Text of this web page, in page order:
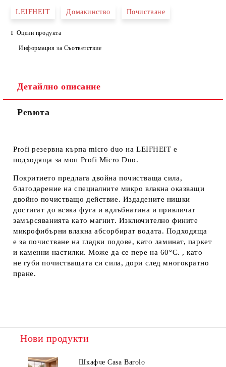
Ние ще се свържем с вас в рамките на работния ден.
LEIFHEIT Домакинство Почистване
Оцени продукта
Информация за Съответствие
Детайлно описание
Ревюта
Profi резервна кърпа micro duo на LEIFHEIT е
подходяща за моп Profi Micro Duo.
Покритието предлага двойна почистваща сила,
благодарение на специалните микро влакна оказващи
двойно почистващо действие. Издадените нишки
достигат до всяка фуга и вдлъбнатина и привличат
замърсяванията като магнит. Изключително фините
микрофибърни влакна абсорбират водата. Подходяща
е за почистване на гладки подове, като ламинат, паркет
и каменни настилки. Може да се пере на 60°C. , като
не губи почистващата си сила, дори след многократно
пране.
Нови продукти
Шкафче Casa Barolo